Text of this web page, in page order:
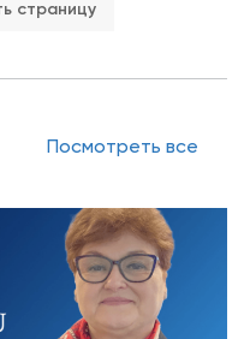
страницу
Посмотреть все